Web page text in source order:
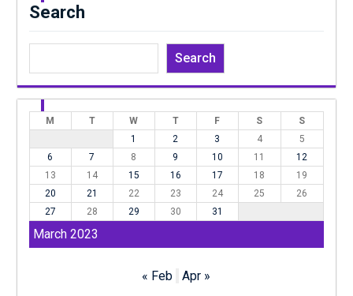
Search
Search
March 2023
M T W T F S
S
1
2 3 4
5
6
7 8 9 10 11
12
13
14 15 16 17 18
19
20
21 22 23 24 25
26
27
28 29 30 31
« Feb Apr »